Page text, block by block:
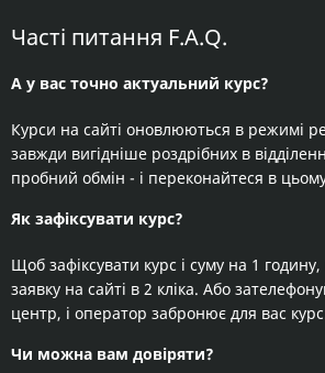
Часті питання F.A.Q.
А у вас точно актуальний курс?
Курси на сайті оновлюються в режимі
завжди вигідніше роздрібних в
пробний обмін - і переконайтеся в
Як зафіксувати курс?
Щоб зафіксувати курс і суму на 1
заявку на сайті в 2 кліка. Або
центр, і оператор забронює для вас
Чи можна вам довіряти?